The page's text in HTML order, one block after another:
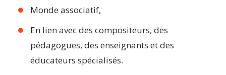
Monde associatif,
En lien avec des compositeurs, des
pédagogues, des enseignants et des
éducateurs spécialisés.